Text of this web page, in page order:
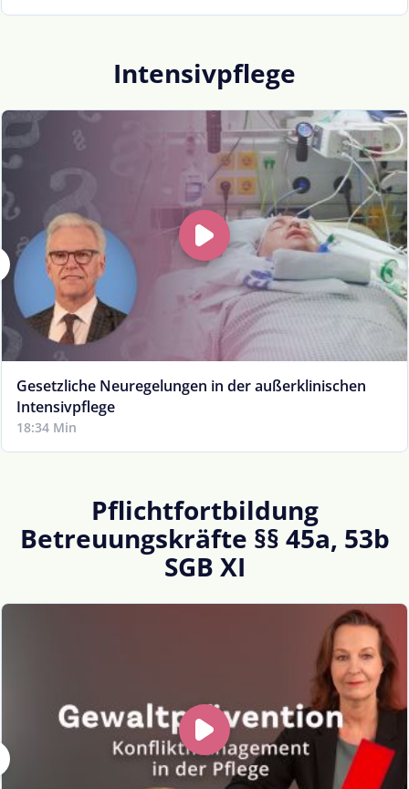
Intensivpflege
Gesetzliche Neuregelungen in der außerklinischen
Intensivpflege
18:34 Min
Pflichtfortbildung
Betreuungskräfte §§ 45a, 53b
SGB XI